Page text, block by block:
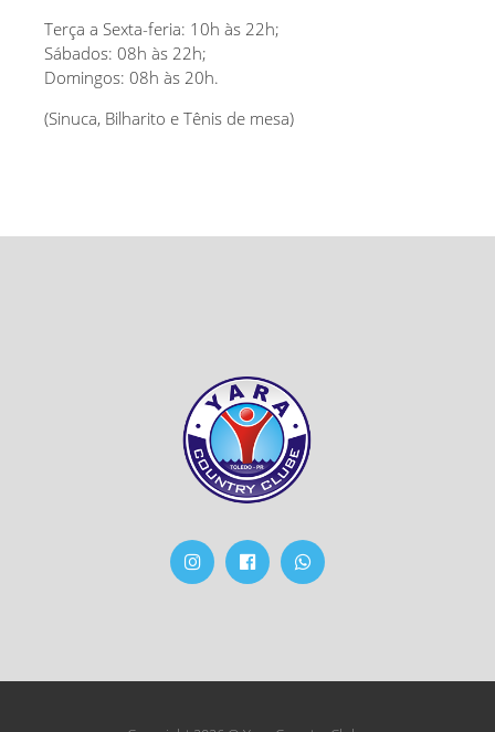
Terça a Sexta-feria: 10h às 22h;
Sábados: 08h às 22h;
Domingos: 08h às 20h.
(Sinuca, Bilharito e Tênis de mesa)